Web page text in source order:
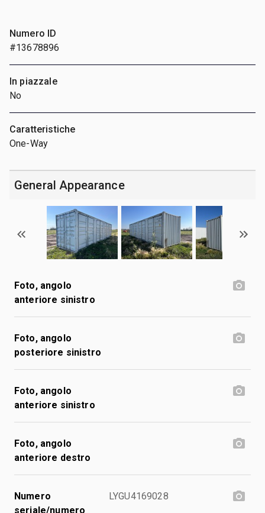
Numero ID
#13678896
In piazzale
No
Caratteristiche
One-Way
General Appearance
Foto, angolo
anteriore sinistro
Foto, angolo
posteriore sinistro
Foto, angolo
anteriore sinistro
Foto, angolo
anteriore destro
Numero
seriale/numero
LYGU4169028